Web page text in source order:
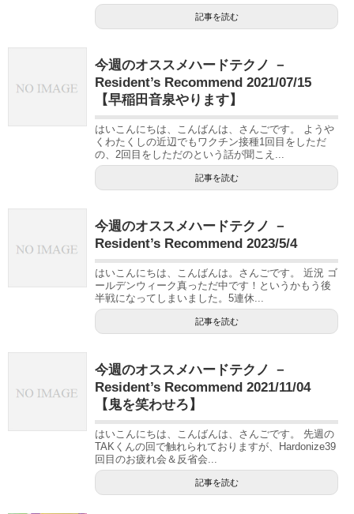
記事を読む
今週のオススメハードテクノ －
Resident’s Recommend 2021/07/15
【早稲田音泉やります】
はいこんにちは、こんばんは、さんごです。 ようや
くわたくしの近辺でもワクチン接種1回目をしただ
の、2回目をしただのという話が聞こえ...
記事を読む
今週のオススメハードテクノ －
Resident’s Recommend 2023/5/4
はいこんにちは、こんばんは。さんごです。 近況 ゴ
ールデンウィーク真っただ中です！というかもう後
半戦になってしまいました。5連休...
記事を読む
今週のオススメハードテクノ －
Resident’s Recommend 2021/11/04
【鬼を笑わせろ】
はいこんにちは、こんばんは、さんごです。 先週の
TAKくんの回で触れられておりますが、Hardonize39
回目のお疲れ会＆反省会...
記事を読む